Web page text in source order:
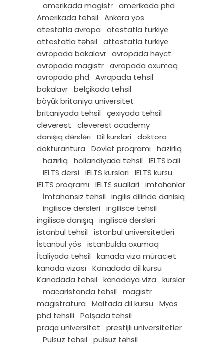
amerikada magistr amerikada phd
Amerikada tehsil
Ankara yös
atestatla avropa
atestatla turkiye
attestatla təhsil
attestatla turkiye
avropada bakalavr avropada həyat
avropada magistr avropada oxumaq
avropada phd
Avropada tehsil
bakalavr belçikada tehsil
böyük britaniya universitet
britaniyada tehsil
çexiyada tehsil
cleverest
cleverest academy
danışıq dərsləri
Dil kurslari
doktora
dokturantura
Dövlet proqramı
hazirliq
hazırlıq
hollandiyada tehsil
IELTS bali
IELTS dersi
IELTS kurslari
IELTS kursu
IELTS proqramı
IELTS suallari
imtahanlar
İmtahansiz tehsil
ingilis dilinde danisiq
ingilisce dersleri
ingilisce tehsil
ingiliscə danışıq
ingiliscə dərsləri
istanbul tehsil
istanbul universitetleri
İstanbul yös
istanbulda oxumaq
İtaliyada tehsil
kanada viza müraciet
kanada vizası
Kanadada dil kursu
Kanadada tehsil
kanadaya viza
kurslar
macaristanda tehsil
magistr
magistratura
Maltada dil kursu
Myös
phd tehsili
Polşada tehsil
praqa universitet
prestijli universitetler
Pulsuz tehsil
pulsuz təhsil